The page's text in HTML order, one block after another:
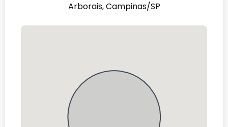
Arborais, Campinas/SP